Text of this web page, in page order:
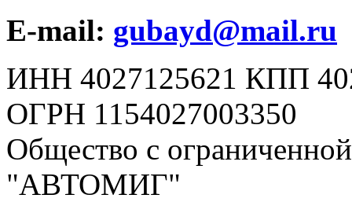
E-mail: gubayd@mail.ru
ИНН 4027125621 КПП
ОГРН 1154027003350
Общество с
"АВТОМИГ"